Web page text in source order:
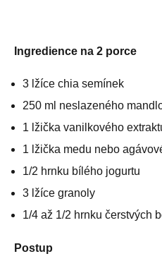
Ingredience na 2 porce
3 lžíce chia semínek
250 ml neslazeného
1 lžička vanilkového
1 lžička medu nebo
1/2 hrnku bílého jogurtu
3 lžíce granoly
1/4 až 1/2 hrnku čerstvých
Postup